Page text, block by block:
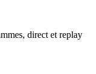
direct et replay